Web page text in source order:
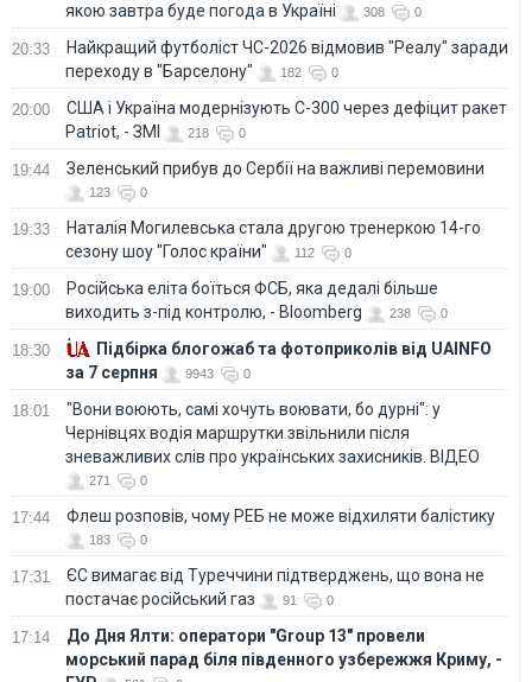
якою завтра буде погода в Україні
308 0
20:33
Найкращий футболіст ЧС-2026 відмовив "Реалу" заради
переходу в "Барселону"
182 0
20:00
США і Україна модернізують С-300 через дефіцит ракет
Patriot, - ЗМІ
218 0
19:44 Зеленський прибув до Сербії на важливі перемовини
123 0
19:33
Наталія Могилевська стала другою тренеркою 14-го
сезону шоу "Голос країни"
112 0
19:00
Російська еліта боїться ФСБ, яка дедалі більше
виходить з-під контролю, - Bloomberg
238 0
18:30
Підбірка блогожаб та фотоприколів від UAINFO
за 7 серпня
9943 0
18:01
"Вони воюють, самі хочуть воювати, бо дурні": у
Чернівцях водія маршрутки звільнили після
зневажливих слів про українських захисників. ВІДЕО
271 0
17:44 Флеш розповів, чому РЕБ не може відхиляти балістику
183 0
17:31
ЄС вимагає від Туреччини підтверджень, що вона не
постачає російський газ
91 0
17:14
До Дня Ялти: оператори "Group 13" провели
морський парад біля південного узбережжя Криму, -